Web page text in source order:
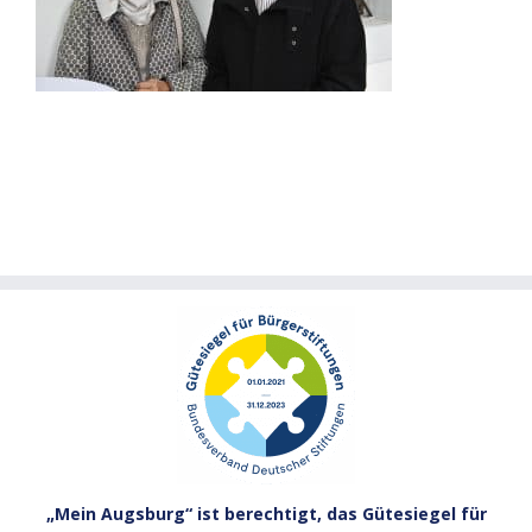
„Mein Augsburg“ ist berechtigt, das Gütesiegel für